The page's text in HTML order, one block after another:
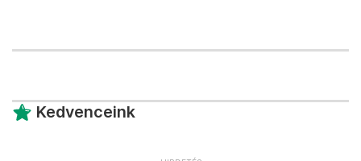
Kedvenceink